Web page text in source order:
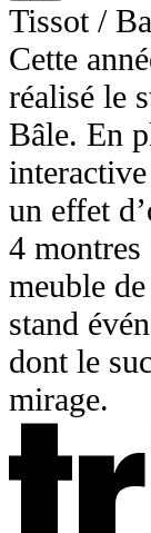
Tissot /
Cette
réalisé le
Bâle. En
un effet
4 montres
meuble
stand
dont le
mirage.